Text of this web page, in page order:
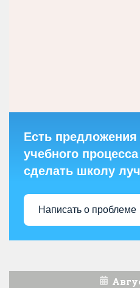
Есть предложения
учебного
сделать школу
Написать о проблеме